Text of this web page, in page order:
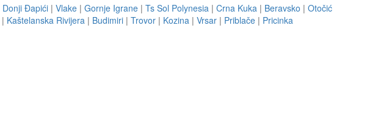
Donji Ðapići | Vlake | Gornje Igrane | Ts Sol Polynesia | Crna Kuka | Beravsko | Otočić
| Kaštelanska Rivijera | Budimiri | Trovor | Kozina | Vrsar | Priblače | Pricinka